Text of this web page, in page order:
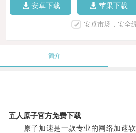
安卓下载 苹果下载
安卓市场，安全
简介
五人原子官方免费下载
原子加速是一款专业的网络加速软